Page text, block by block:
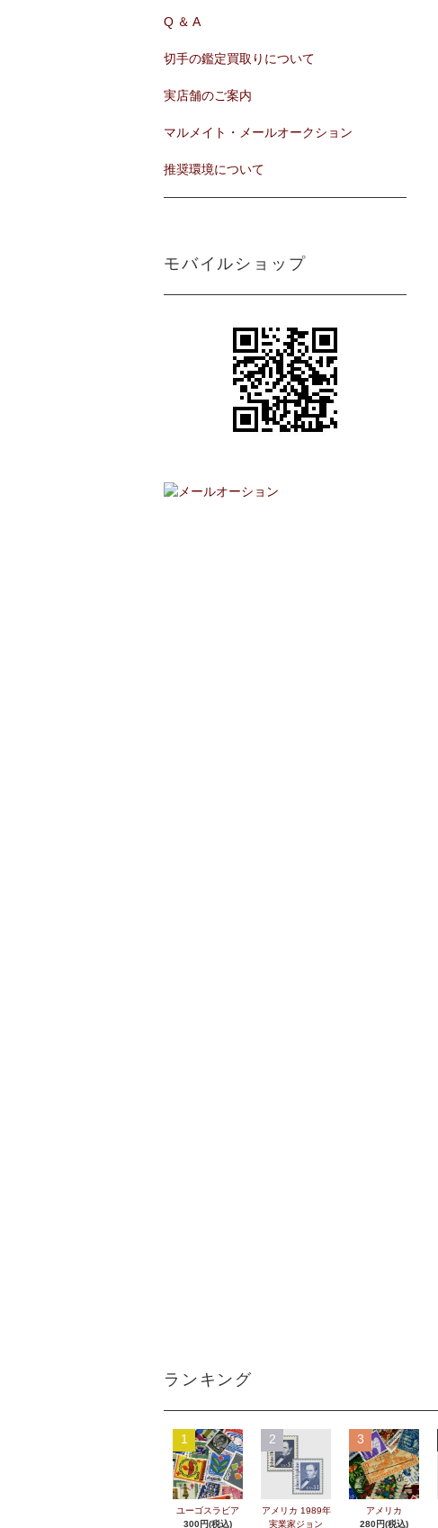
Q ＆ A
切手の鑑定買取りについて
実店舗のご案内
マルメイト・メールオークション
推奨環境について
モバイルショップ
ランキング
1
ユーゴスラビア
300円(税込)
2
アメリカ 1989年
実業家ジョン
3
アメリカ
280円(税込)